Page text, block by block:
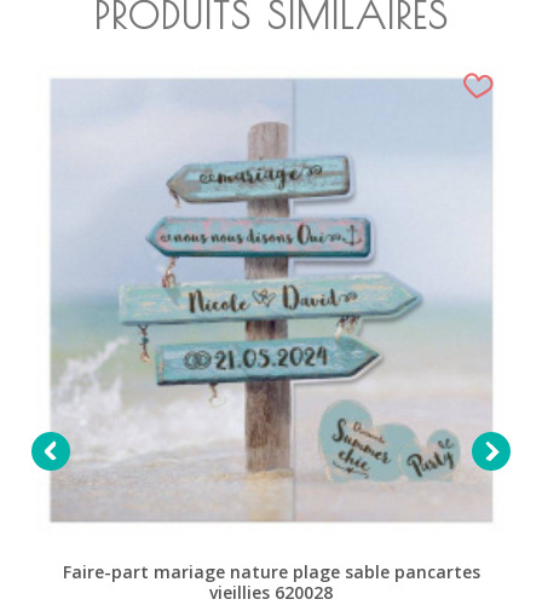
PRODUITS SIMILAIRES

Faire-part mariage nature plage sable pancartes
vieillies 620028
